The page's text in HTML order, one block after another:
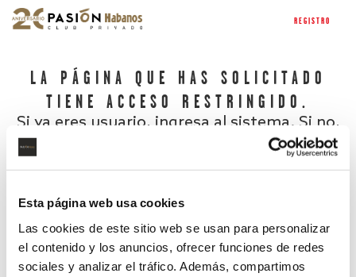
Esta página web usa cookies
Las cookies de este sitio web se usan para personalizar
el contenido y los anuncios, ofrecer funciones de redes
sociales y analizar el tráfico. Además, compartimos
REGISTRO
LA PÁGINA QUE HAS SOLICITADO
TIENE ACCESO RESTRINGIDO.
Si ya eres usuario, ingresa al sistema. Si no,